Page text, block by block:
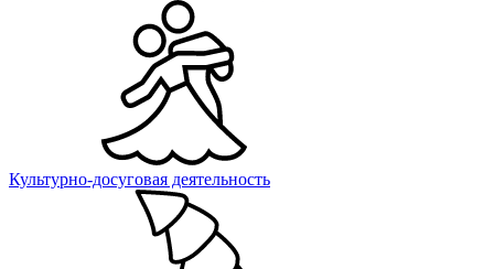
Культурно-досуговая деятельность